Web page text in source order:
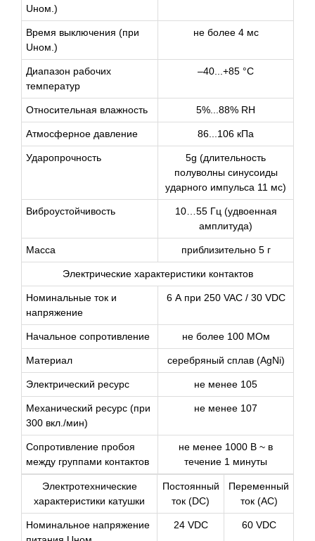
Uном.)
Время выключения (при
Uном.)
не более 4 мс
Диапазон рабочих
температур
–40...+85 °С
Относительная влажность 5%...88% RH
Атмосферное давление 86...106 кПа
Ударопрочность
5g (длительность
полуволны синусоиды
ударного импульса 11 мс)
Виброустойчивость
10…55 Гц (удвоенная
амплитуда)
Масса приблизительно 5 г
Электрические характеристики контактов
Номинальные ток и
напряжение
6 А при 250 VAC / 30 VDC
Начальное сопротивление не более 100 МОм
Материал серебряный сплав (AgNi)
Электрический ресурс не менее 105
Механический ресурс (при
300 вкл./мин)
не менее 107
Сопротивление пробоя
между группами контактов
не менее 1000 В ~ в
течение 1 минуты
Электротехнические
характеристики катушки
Постоянный
ток (DC)
Переменный
ток (AC)
Номинальное напряжение
24 VDC 60 VDC